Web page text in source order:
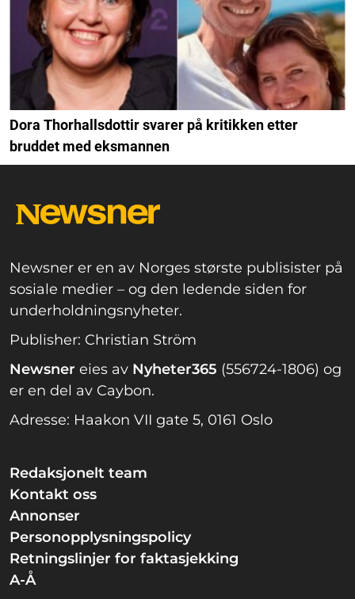
Dora Thorhallsdottir svarer på kritikken etter
bruddet med eksmannen
Newsner er en av Norges største publisister på
sosiale medier – og den ledende siden for
underholdningsnyheter.
Publisher: Christian Ström
Newsner eies av Nyheter365 (556724-1806) og
er en del av Caybon.
Adresse: Haakon VII gate 5, 0161 Oslo
Redaksjonelt team
Kontakt oss
Annonser
Personopplysningspolicy
Retningslinjer for faktasjekking
A-Å